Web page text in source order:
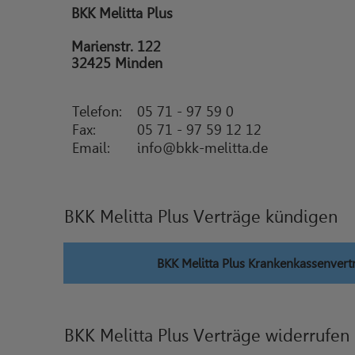
BKK Melitta Plus
Marienstr. 122
32425 Minden
Telefon:
05 71 - 97 59 0
Fax:
05 71 - 97 59 12 12
Email:
info@bkk-melitta.de
BKK Melitta Plus Verträge kündigen
BKK Melitta Plus
BKK Melitta Plus Verträge widerrufen